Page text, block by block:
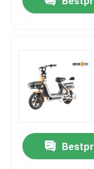
Treten Sie mit
Fordern Sie
Elektro-